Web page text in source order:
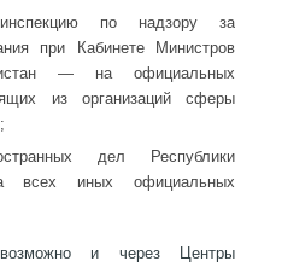
инспекцию по надзору за
при Кабинете Министров
— на официальных
из организаций сферы
дел Республики
всех иных официальных
возможно и через Центры